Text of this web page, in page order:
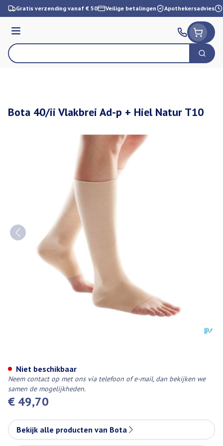
Ga naar de inhoud
Gratis verzending vanaf € 50 Veilige betalingen Apothekersadvies
Menu
Product, merk, categorie... Zoek
Bota 40/ii Vlakbrei Ad-p + Hiel Natur T10
€ 49,70
Niet beschikbaar
Neem contact op met ons via telefoon of e-mail, dan bekijken we
samen de mogelijkheden.
Bekijk alle producten van Bota